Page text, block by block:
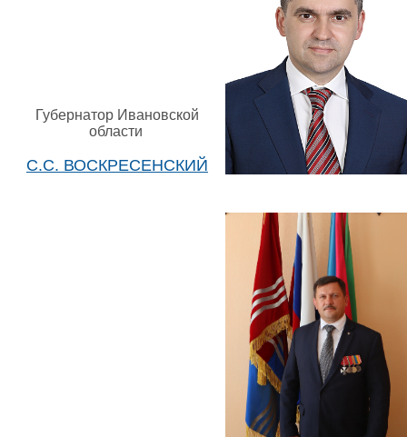
Губернатор Ивановской
области
С.С. ВОСКРЕСЕНСКИЙ